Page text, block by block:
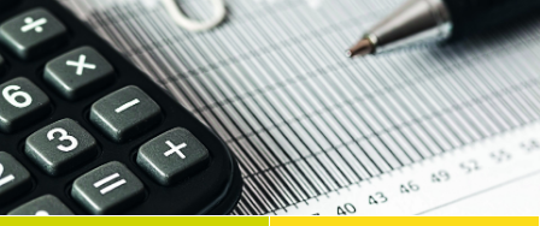
CULTURE PATRIMOINE SITES AQUATIQUES TOURISME
CONTACTS